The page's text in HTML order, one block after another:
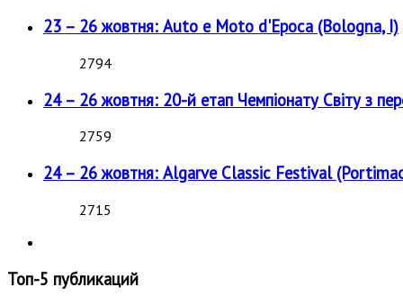
23 – 26 жовтня: Auto e Moto d'Epoca (Bologna, I)
2794
24 – 26 жовтня: 20-й етап Чемпіонату Світу з
2759
24 – 26 жовтня: Algarve Classic Festival
2715
Топ-5 публикаций